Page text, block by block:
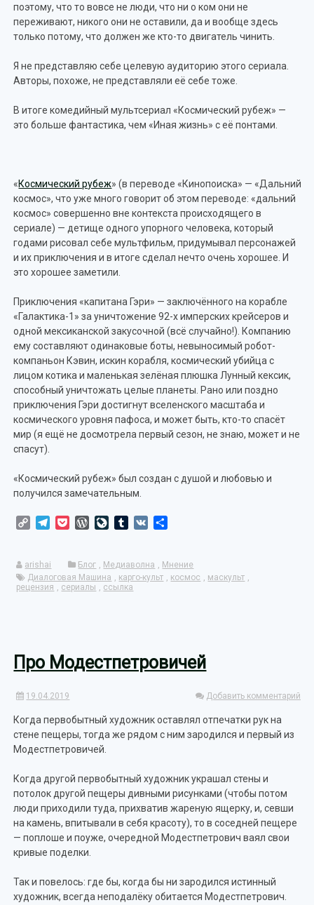
поэтому, что то вовсе не люди, что ни о ком они не
переживают, никого они не оставили, да и вообще здесь
только потому, что должен же кто-то двигатель чинить.
Я не представляю себе целевую аудиторию этого сериала.
Авторы, похоже, не представляли её себе тоже.
В итоге комедийный мультсериал «Космический рубеж» —
это больше фантастика, чем «Иная жизнь» с её понтами.
«Космический рубеж» (в переводе «Кинопоиска» — «Дальний
космос», что уже много говорит об этом переводе: «дальний
космос» совершенно вне контекста происходящего в
сериале) — детище одного упорного человека, который
годами рисовал себе мультфильм, придумывал персонажей
и их приключения и в итоге сделал нечто очень хорошее. И
это хорошее заметили.
Приключения «капитана Гэри» — заключённого на корабле
«Галактика-1» за уничтожение 92-х имперских крейсеров и
одной мексиканской закусочной (всё случайно!). Компанию
ему составляют одинаковые боты, невыносимый робот-
компаньон Кэвин, искин корабля, космический убийца с
лицом котика и маленькая зелёная плюшка Лунный кексик,
способный уничтожать целые планеты. Рано или поздно
приключения Гэри достигнут вселенского масштаба и
космического уровня пафоса, и может быть, кто-то спасёт
мир (я ещё не досмотрела первый сезон, не знаю, может и не
спасут).
«Космический рубеж» был создан с душой и любовью и
получился замечательным.
Copy TelegramPocketWordPress
LiveJournal
Tumblr
VK
arishai Блог Медиаволна
Мнение
Диалоговая Машина
карго-культ космос маскульт
рецензия
сериалы ссылка
Про Модестпетровичей
19.04.2019 Добавить комментарий
Когда первобытный художник оставлял отпечатки рук на
стене пещеры, тогда же рядом с ним зародился и первый из
Модестпетровичей.
Когда другой первобытный художник украшал стены и
потолок другой пещеры дивными рисунками (чтобы потом
люди приходили туда, прихватив жареную ящерку, и, севши
на камень, впитывали в себя красоту), то в соседней пещере
— поплоше и поуже, очередной Модестпетрович ваял свои
кривые поделки.
Так и повелось: где бы, когда бы ни зародился истинный
художник, всегда неподалёку обитается Модестпетрович.